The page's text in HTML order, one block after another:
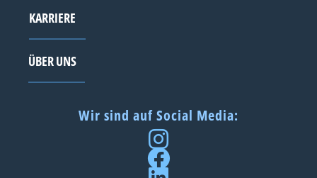
KARRIERE
ÜBER UNS
Wir sind auf Social Media: